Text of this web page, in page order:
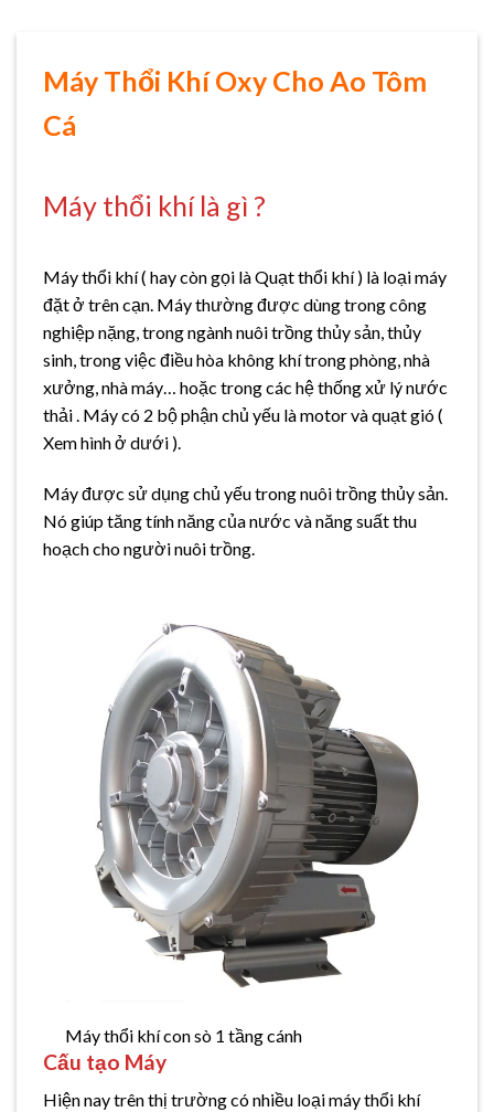
Máy Thổi Khí Oxy Cho Ao Tôm
Cá
Máy thổi khí là gì ?
Máy thổi khí ( hay còn gọi là Quạt thổi khí ) là loại máy
đặt ở trên cạn. Máy thường được dùng trong công
nghiệp nặng, trong ngành nuôi trồng thủy sản, thủy
sinh, trong việc điều hòa không khí trong phòng, nhà
xưởng, nhà máy… hoặc trong các hệ thống xử lý nước
thải . Máy có 2 bộ phận chủ yếu là motor và quạt gió (
Xem hình ở dưới ).
Máy được sử dụng chủ yếu trong nuôi trồng thủy sản.
Nó giúp tăng tính năng của nước và năng suất thu
hoạch cho người nuôi trồng.
Máy thổi khí con sò 1 tầng cánh
Cấu tạo Máy
Hiện nay trên thị trường có nhiều loại máy thổi khí